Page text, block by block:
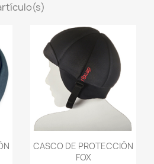
Vista rápida
CASCO DE PROTECCIÓN
FOX